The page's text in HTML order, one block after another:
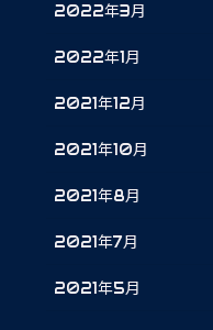
2022年3月
2022年1月
2021年12月
2021年10月
2021年8月
2021年7月
2021年5月